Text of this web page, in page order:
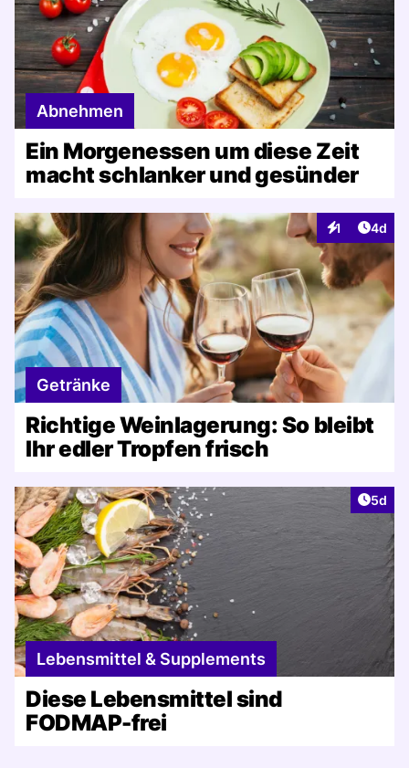
Abnehmen
Ein Morgenessen um diese Zeit
macht schlanker und gesünder
1
Interaktionen
4d
Getränke
Richtige Weinlagerung: So bleibt
Ihr edler Tropfen frisch
5d
Lebensmittel & Supplements
Diese Lebensmittel sind
FODMAP-frei